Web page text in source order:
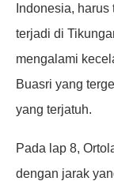
Indonesia,
terjadi di
mengalami
Buasri yang
yang terjatuh.
Pada lap 8,
dengan jarak